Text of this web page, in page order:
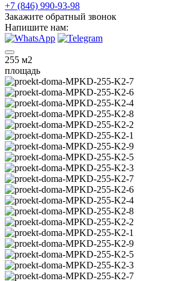
+7 (846) 990-93-98
Закажите обратный звонок
Напишите нам:
255 м2
площадь